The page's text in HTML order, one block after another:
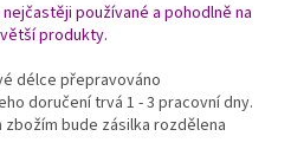
používané a pohodlně na
produkty.
délce přepravováno
doručení trvá 1 - 3 pracovní dny.
bude zásilka rozdělena